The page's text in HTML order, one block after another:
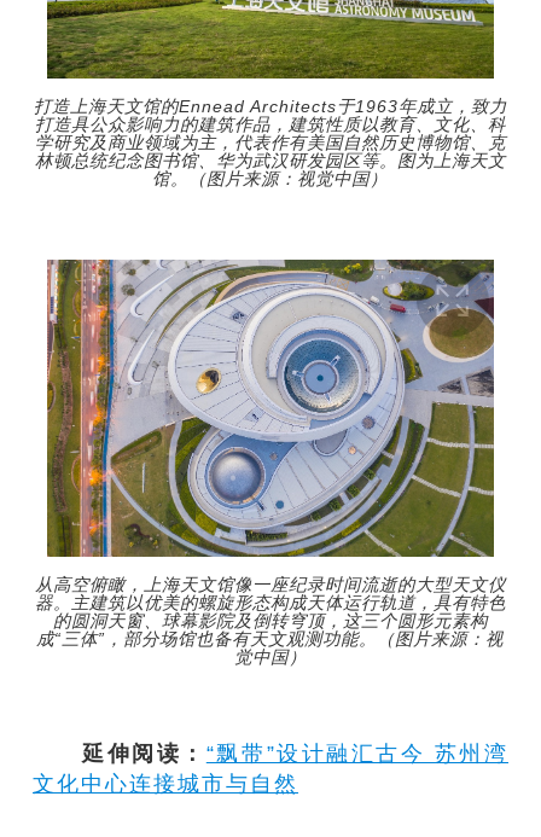
打造上海天文馆的Ennead Architects于1963年成立，致力
打造具公众影响力的建筑作品，建筑性质以教育、文化、科
学研究及商业领域为主，代表作有美国自然历史博物馆、克
林顿总统纪念图书馆、华为武汉研发园区等。图为上海天文
馆。（图片来源：视觉中国）
从高空俯瞰，上海天文馆像一座纪录时间流逝的大型天文仪
器。主建筑以优美的螺旋形态构成天体运行轨道，具有特色
的圆洞天窗、球幕影院及倒转穹顶，这三个圆形元素构
成“三体”，部分场馆也备有天文观测功能。（图片来源：视
觉中国）
延伸阅读： “飘带”设计融汇古今 苏州湾
文化中心连接城市与自然